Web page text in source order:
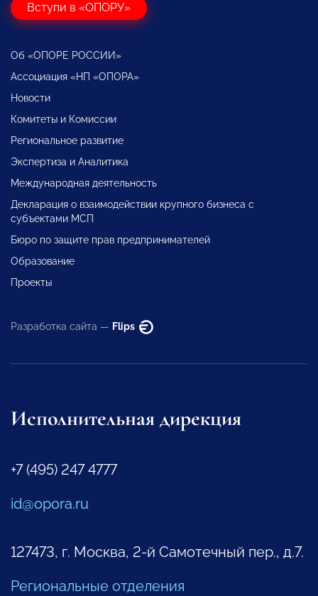
Вступи в «ОПОРУ»
Об «ОПОРЕ РОССИИ»
Ассоциация «НП «ОПОРА»
Новости
Комитеты и Комиссии
Региональное развитие
Экспертиза и Аналитика
Международная деятельность
Декларация о взаимодействии крупного бизнеса с
субъектами МСП
Бюро по защите прав предпринимателей
Образование
Проекты
Разработка сайта — Flips
Исполнительная дирекция
+7 (495) 247 4777
id@opora.ru
127473, г. Москва, 2-й Самотечный пер., д.7.
Региональные отделения